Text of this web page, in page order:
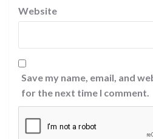
Website
Save my name, email, and
for the next time I comment.